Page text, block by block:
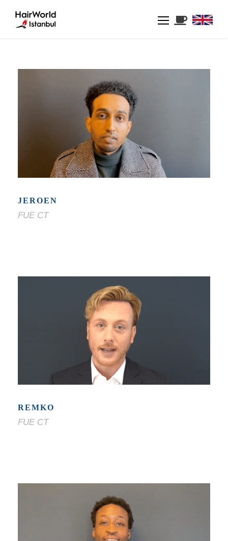
JEROEN
FUE CT
REMKO
FUE CT